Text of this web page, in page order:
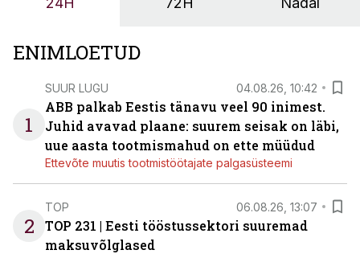
ENIMLOETUD
1
SUUR LUGU 04.08.26, 10:42
ABB palkab Eestis tänavu veel 90 inimest.
Juhid avavad plaane: suurem seisak on läbi,
uue aasta tootmismahud on ette müüdud
Ettevõte muutis tootmistöötajate palgasüsteemi
2
TOP 06.08.26, 13:07
TOP 231 | Eesti tööstussektori suuremad
maksuvõlglased